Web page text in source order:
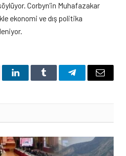
Corbyn’in Muhafazakar
ekonomi ve dış politika
LinkedInTumblr TelegramEmail